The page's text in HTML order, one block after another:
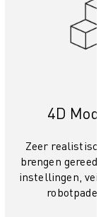
4D
Zeer
brengen
instellingen,